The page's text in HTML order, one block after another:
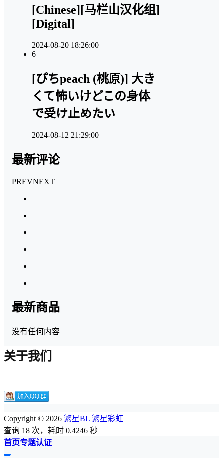
[Chinese][马栏山汉化组]
[Digital]
2024-08-20 18:26:00
6
[ぴちpeach (桃原)] 大き
くて怖いけどこの身体
で受け止めたい
2024-08-12 21:29:00
最新评论
PREVNEXT
最新商品
没有任何内容
关于我们
Copyright © 2026 繁星BL 繁星彩虹
查询 18 次，耗时 0.4246 秒
首页专题认证